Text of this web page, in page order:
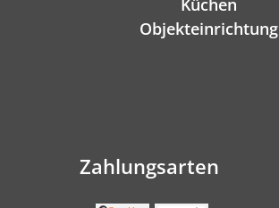
Küchen
Objekteinrichtung
Zahlungsarten